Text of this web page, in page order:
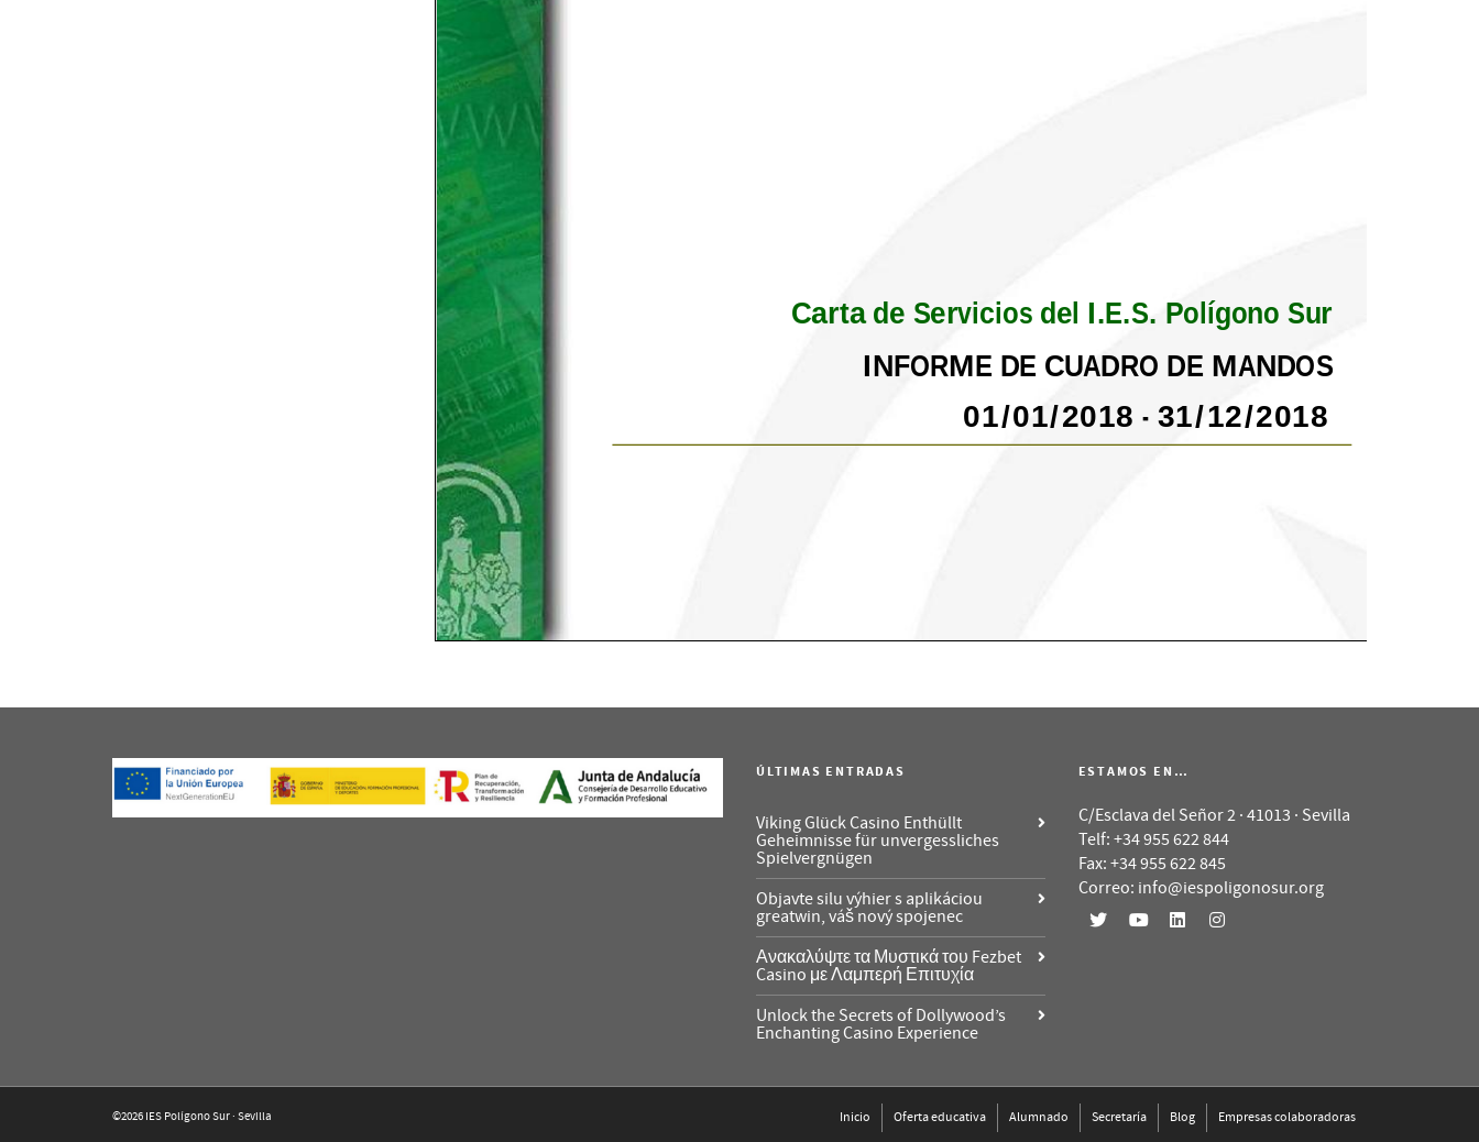
ÚLTIMAS ENTRADAS
Viking Glück Casino Enthüllt
Geheimnisse für unvergessliches
Spielvergnügen
Objavte silu výhier s aplikáciou
greatwin, váš nový spojenec
Ανακαλύψτε τα Μυστικά του Fezbet
Casino με Λαμπερή Επιτυχία
Unlock the Secrets of Dollywood’s
Enchanting Casino Experience
ESTAMOS EN…
C/Esclava del Señor 2 · 41013 · Sevilla
Telf: +34 955 622 844
Fax: +34 955 622 845
Correo: info@iespoligonosur.org
©2026 IES Polígono Sur · Sevilla Inicio Oferta educativa Alumnado Secretaría Blog Empresas colaboradoras